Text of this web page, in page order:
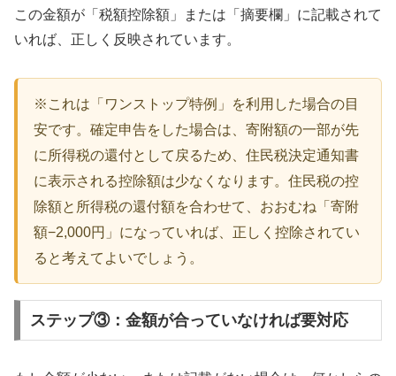
この金額が「税額控除額」または「摘要欄」に記載されて
いれば、正しく反映されています。
※これは「ワンストップ特例」を利用した場合の目
安です。確定申告をした場合は、寄附額の一部が先
に所得税の還付として戻るため、住民税決定通知書
に表示される控除額は少なくなります。住民税の控
除額と所得税の還付額を合わせて、おおむね「寄附
額−2,000円」になっていれば、正しく控除されてい
ると考えてよいでしょう。
ステップ③：金額が合っていなければ要対応